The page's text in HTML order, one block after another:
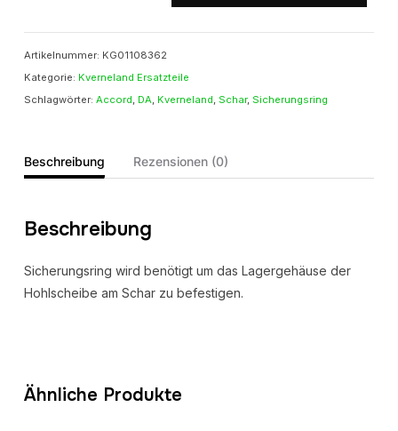
Menge
Artikelnummer: KG01108362
Kategorie: Kverneland Ersatzteile
Schlagwörter: Accord, DA, Kverneland, Schar, Sicherungsring
Beschreibung Rezensionen (0)
Beschreibung
Sicherungsring wird benötigt um das Lagergehäuse der
Hohlscheibe am Schar zu befestigen.
Ähnliche Produkte